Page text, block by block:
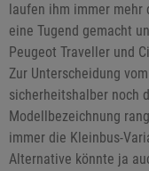
laufen ihm immer mehr
eine Tugend gemacht
Peugeot Traveller und
Zur Unterscheidung
sicherheitshalber noch
Modellbezeichnung
immer die Kleinbus-
Alternative könnte ja